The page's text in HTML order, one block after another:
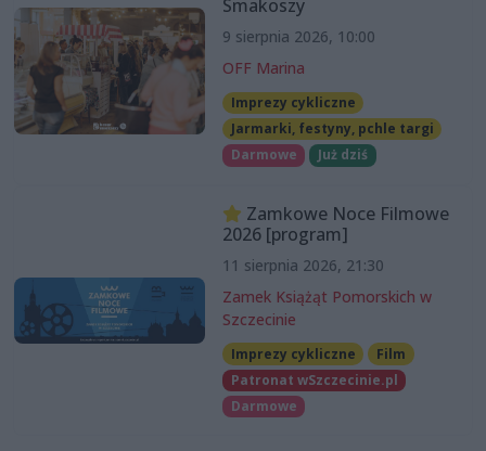
Smakoszy
9 sierpnia 2026, 10:00
OFF Marina
Imprezy cykliczne
Jarmarki, festyny, pchle targi
Darmowe
Już dziś
Zamkowe Noce Filmowe
2026 [program]
11 sierpnia 2026, 21:30
Zamek Książąt Pomorskich w
Szczecinie
Imprezy cykliczne
Film
Patronat wSzczecinie.pl
Darmowe